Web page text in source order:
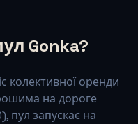
Gonka?
колективної оренди
на дороге
пул запускає на